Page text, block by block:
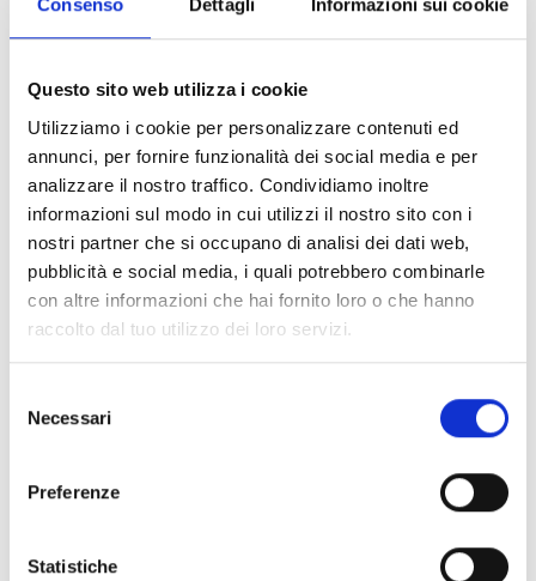
Consenso Dettagli Informazioni sui cookie
Questo sito web utilizza i cookie
Utilizziamo i cookie per personalizzare contenuti ed
annunci, per fornire funzionalità dei social media e per
analizzare il nostro traffico. Condividiamo inoltre
informazioni sul modo in cui utilizzi il nostro sito con i
nostri partner che si occupano di analisi dei dati web,
pubblicità e social media, i quali potrebbero combinarle
con altre informazioni che hai fornito loro o che hanno
raccolto dal tuo utilizzo dei loro servizi.
delNecessari
Preferenze
Statistiche
Accesorios bases EB00 - Materiales(47)
Accesorios para la prueba de detectores - Materiales
Accesorios para detectores Enea - Materiales (35)
Accesorios Senseware
Accesorios de la serie Industrial (17)
Seleccionar todo
Inicia sesión antes de descargar los contenidos con el
iconolock
BORRAR FILTROS